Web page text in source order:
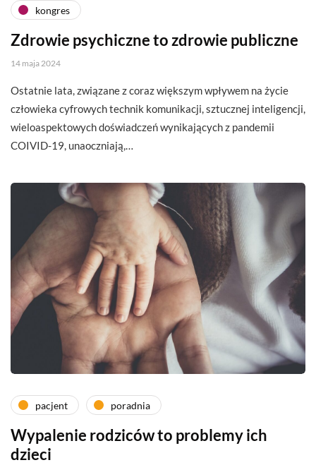
kongres
Zdrowie psychiczne to zdrowie publiczne
14 maja 2024
Ostatnie lata, związane z coraz większym wpływem na życie
człowieka cyfrowych technik komunikacji, sztucznej inteligencji,
wieloaspektowych doświadczeń wynikających z pandemii
COIVID-19, unaoczniają,…
pacjent poradnia
Wypalenie rodziców to problemy ich
dzieci